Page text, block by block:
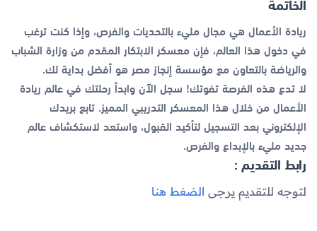
ريادة الأعمال هي مجال مليء بالتحديات والفرص، وإذا كنت ترغب
في دخول هذا العالم، فإن معسكر الابتكار المقدم من وزارة الشباب
والرياضة بالتعاون مع مؤسسة إنجاز مصر هو أفضل بداية لك.
لا تدع هذه الفرصة تفوتك! سجل الآن وابدأ رحلتك في عالم ريادة
الأعمال من خلال هذا المعسكر التدريبي المميز. تابع بريدك
الإلكتروني بعد التسجيل لتأكيد القبول، واستعد لاستكشاف عالم
جديد مليء بالإبداع والفرص.
رابط التقديم :
لتوجه للتقديم يرجى الضغط هنا